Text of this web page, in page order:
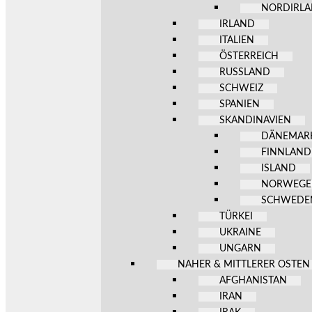
IRLAND
ITALIEN
ÖSTERREICH
RUSSLAND
SCHWEIZ
SPANIEN
SKANDINAVIEN
FINNLAND
ISLAND
TÜRKEI
UKRAINE
UNGARN
NAHER & MITTLERER OSTEN
AFGHANISTAN
IRAN